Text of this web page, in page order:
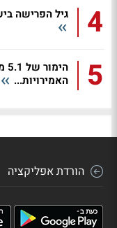
4 גיל הפרישה
5
האמירויות...
הורדת אפליקציה